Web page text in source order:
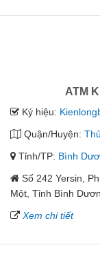
ATM
Ký hiệu:
Quận/Huyện:
Tỉnh/TP: Bình
Số 242 Yersin,
Một, Tỉnh Bình
Xem chi tiết